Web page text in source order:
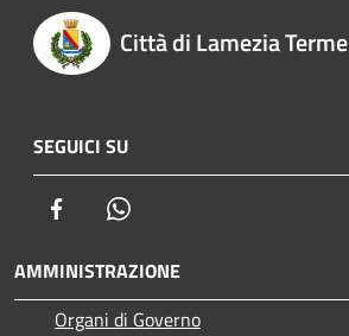
Città di Lamezia Terme
SEGUICI SU
Facebook
AMMINISTRAZIONE
Organi di Governo